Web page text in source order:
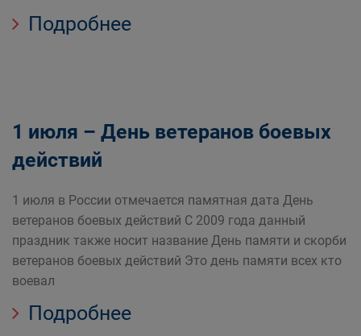
Подробнее
1 июля – День ветеранов боевых
действий
1 июля в России отмечается памятная дата День
ветеранов боевых действий С 2009 года данный
праздник также носит название День памяти и скорби
ветеранов боевых действий Это день памяти всех кто
воевал
Подробнее